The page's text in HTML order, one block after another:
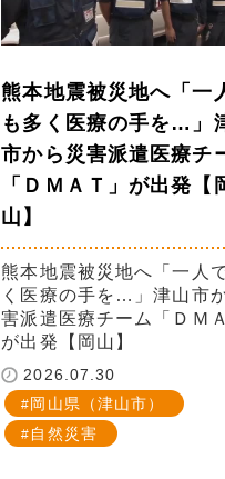
熊本地震被災地へ「一
も多く医療の手を…」
市から災害派遣医療チ
「ＤＭＡＴ」が出発【
山】
熊本地震被災地へ「一人
く医療の手を…」津山市
害派遣医療チーム「ＤＭＡ
が出発【岡山】
2026.07.30
岡山県（津山市）
自然災害